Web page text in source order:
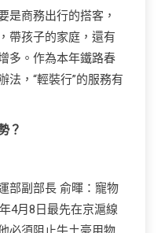
是商務出行的搭客，
帶孩子的家庭，還有
多。作為本年鐵路春
法，“輕裝行”的服務有
？
部副部長 俞暉：寵物
4月8日最先在京滬線